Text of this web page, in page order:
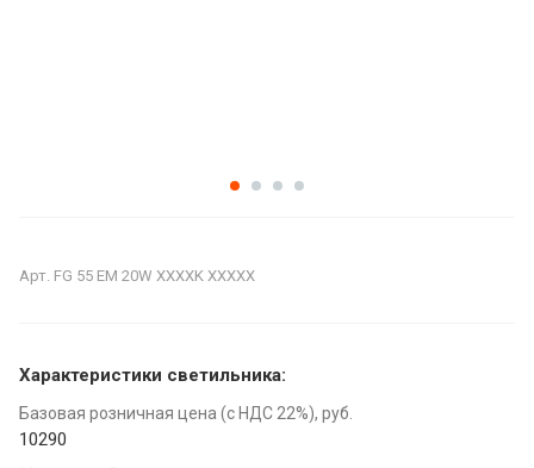
Арт. FG 55 EM 20W XXXXK XXXXX
Характеристики светильника:
Базовая розничная цена (с НДС 22%), руб.
10290